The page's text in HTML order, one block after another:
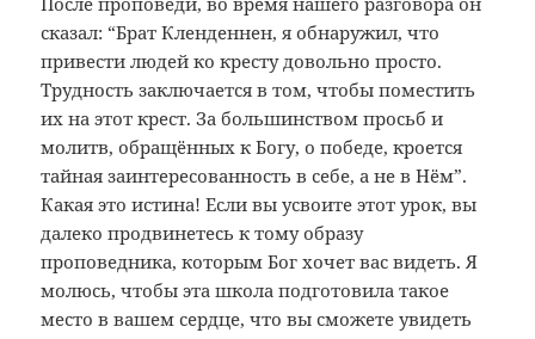
сказал: “Брат Кленденнен, я обнаружил, что
привести людей ко кресту довольно просто.
Трудность заключается в том, чтобы поместить
их на этот крест. За большинством просьб и
молитв, обращённых к Богу, о победе, кроется
тайная заинтересованность в себе, а не в Нём”.
Какая это истина! Если вы усвоите этот урок, вы
далеко продвинетесь к тому образу
проповедника, которым Бог хочет вас видеть. Я
молюсь, чтобы эта школа подготовила такое
место в вашем сердце, что вы сможете увидеть